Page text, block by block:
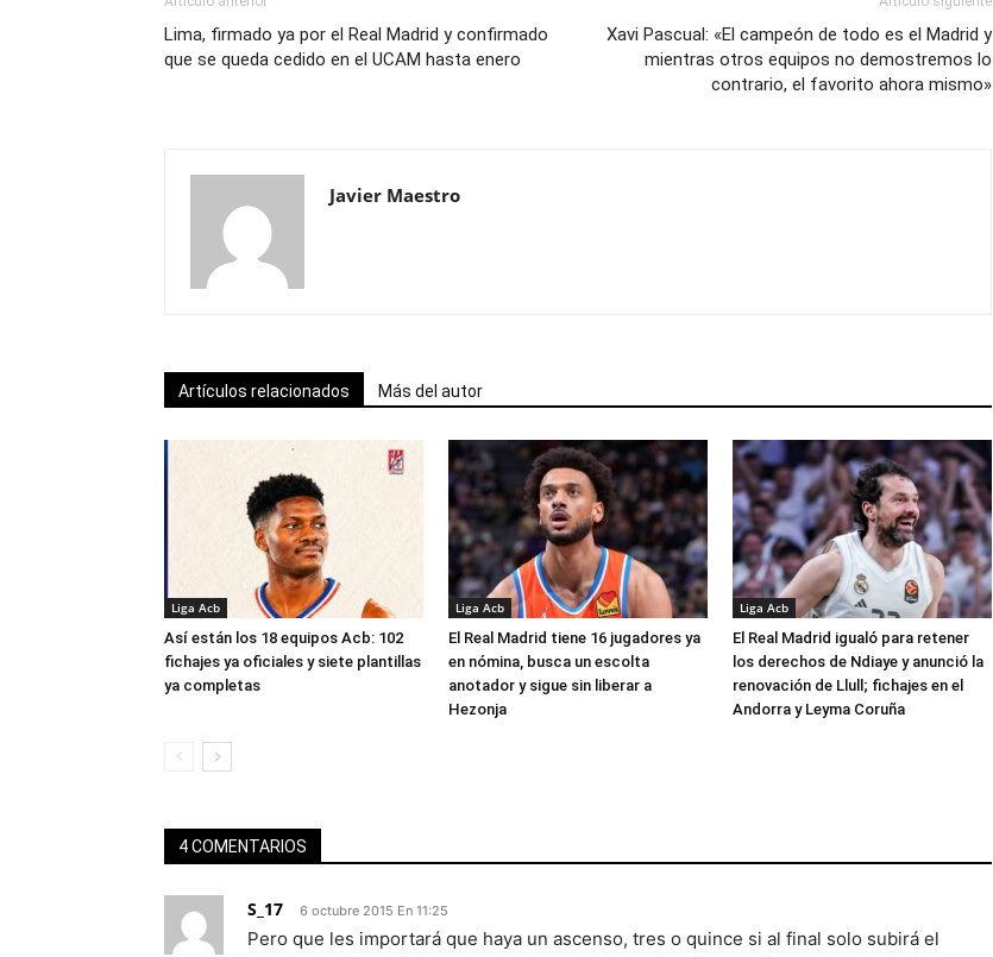
Lima, firmado ya por el Real Madrid y confirmado
que se queda cedido en el UCAM hasta enero
Xavi Pascual: «El campeón de todo es el Madrid y
mientras otros equipos no demostremos lo
contrario, el favorito ahora mismo»
Javier Maestro
Artículos relacionados Más del autor
Liga Acb
Así están los 18 equipos Acb: 102
fichajes ya oficiales y siete plantillas
ya completas
Liga Acb
El Real Madrid tiene 16 jugadores ya
en nómina, busca un escolta
anotador y sigue sin liberar a
Hezonja
Liga Acb
El Real Madrid igualó para retener
los derechos de Ndiaye y anunció la
renovación de Llull; fichajes en el
Andorra y Leyma Coruña
4 COMENTARIOS
S_17 6 octubre 2015 En 11:25
Pero que les importará que haya un ascenso, tres o quince si al final solo subirá el